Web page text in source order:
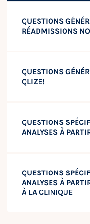
QUESTIONS
RÉADMISSIONS
QUESTIONS
QLIZE!
QUESTIONS
ANALYSES À
QUESTIONS
ANALYSES À
À LA CLINIQUE